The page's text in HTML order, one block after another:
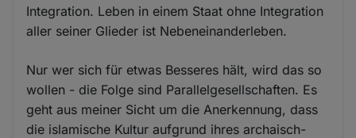
Integration. Leben in einem Staat ohne Integration
aller seiner Glieder ist Nebeneinanderleben.
Nur wer sich für etwas Besseres hält, wird das so
wollen - die Folge sind Parallelgesellschaften. Es
geht aus meiner Sicht um die Anerkennung, dass
die islamische Kultur aufgrund ihres archaisch-